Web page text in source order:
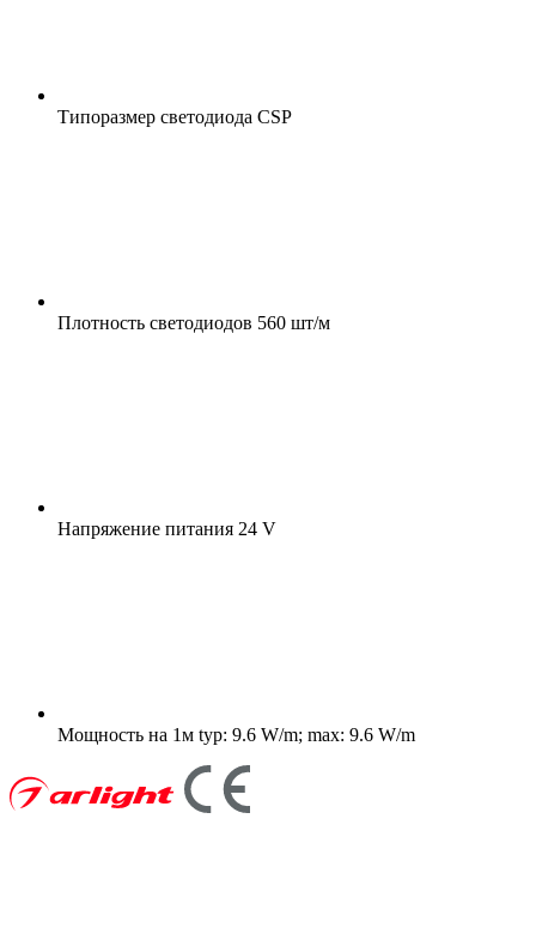
Типоразмер светодиода CSP
Плотность светодиодов 560 шт/м
Напряжение питания 24 V
Мощность на 1м typ: 9.6 W/m; max: 9.6 W/m